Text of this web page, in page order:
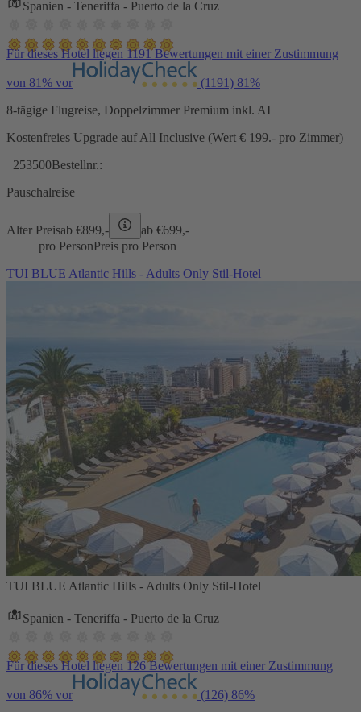
Spanien - Teneriffa - Puerto de la Cruz
Für dieses Hotel liegen 1191 Bewertungen mit einer Zustimmung
von 81% vor (1191) 81%
8-tägige Flugreise, Doppelzimmer Premium inkl. AI
Kostenfreies Upgrade auf All Inclusive (Wert € 199.- pro Zimmer)
253500Bestellnr.:
Pauschalreise
Alter Preisab €899,- ab €699,-
pro PersonPreis pro Person
TUI BLUE Atlantic Hills - Adults Only Stil-Hotel
TUI BLUE Atlantic Hills - Adults Only Stil-Hotel
Spanien - Teneriffa - Puerto de la Cruz
Für dieses Hotel liegen 126 Bewertungen mit einer Zustimmung
von 86% vor (126) 86%